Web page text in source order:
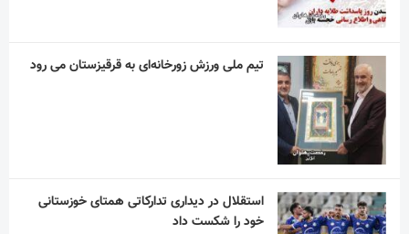
تیم ملی ورزش زورخانه‌ای به قرقیزستان می رود
استقلال در دیداری تدارکاتی همتای خوزستانی
خود را شکست داد